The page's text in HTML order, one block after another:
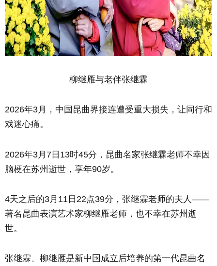
柳继雁与老伴张继霖
2026年3月，中国昆曲界接连遭受重大损失，让同行和
戏迷心痛。
2026年3月7日13时45分，昆曲名家张继霖老师不幸因
脑梗在苏州逝世，享年90岁。
4天之后的3月11日22点39分，张继霖老师的夫人——
著名昆曲表演艺术家柳继雁老师，也不幸在苏州逝
世。
张继霖、柳继雁是新中国成立后培养的第一代昆曲名